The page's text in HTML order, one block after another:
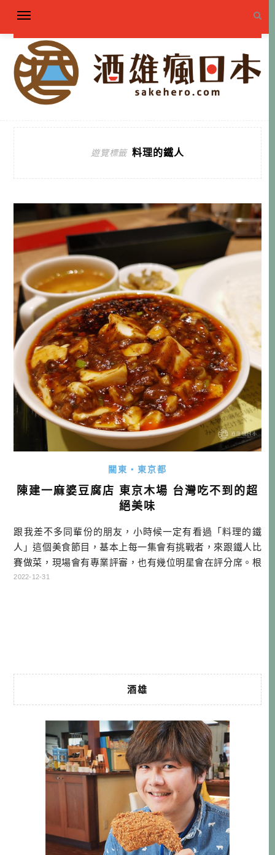
遊覽標籤 料理的鐵人
關東・東京都
陳建一麻婆豆腐店 東京木場 台灣吃不到的超
絕美味
跟我差不多同輩份的朋友，小時候一定有看過「料理的鐵
人」這個美食節目，基本上每一集會有挑戰者，來跟鐵人比
賽做菜，現場會有專業評審，也有幾位明星會在評分席。根
據做菜類別，有不同專業領域的鐵人，其中最讓我印象深刻
2022-12-31
酒雄